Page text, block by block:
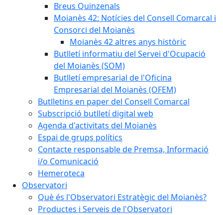
Breus Quinzenals
Moianès 42: Notícies del Consell Comarcal i
Consorci del Moianès
Moianès 42 altres anys històric
Butlletí informatiu del Servei d'Ocupació
del Moianès (SOM)
Butlletí empresarial de l'Oficina
Empresarial del Moianès (OFEM)
Butlletins en paper del Consell Comarcal
Subscripció butlletí digital web
Agenda d'activitats del Moianès
Espai de grups polítics
Contacte responsable de Premsa, Informació
i/o Comunicació
Hemeroteca
Observatori
Què és l'Observatori Estratègic del Moianès?
Productes i Serveis de l'Observatori